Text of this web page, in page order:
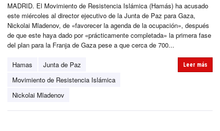
MADRID. El Movimiento de Resistencia Islámica (Hamás) ha acusado
este miércoles al director ejecutivo de la Junta de Paz para Gaza,
Nickolai Mladenov, de «favorecer la agenda de la ocupación», después
de que este haya dado por «prácticamente completada» la primera fase
del plan para la Franja de Gaza pese a que cerca de 700...
Hamas
Junta de Paz
Movimiento de Resistencia Islámica
Nickolai Mladenov
Leer más